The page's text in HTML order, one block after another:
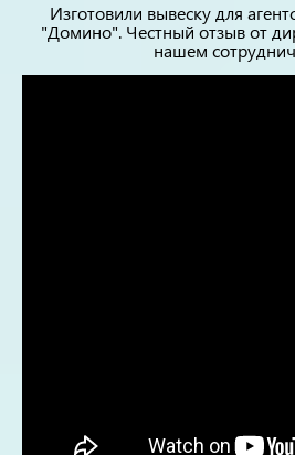
Изготовили вывеску для
"Домино". Честный отзыв от
нашем